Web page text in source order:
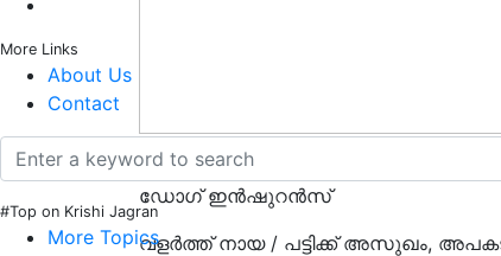
More Links
About Us
Contact
#Top on Krishi Jagran
More Topics
Insurance for dog in case of any
ഡോഗ് ഇൻഷുറൻസ്
വളർത്ത് നായ / പട്ടിക്ക് അസുഖം,